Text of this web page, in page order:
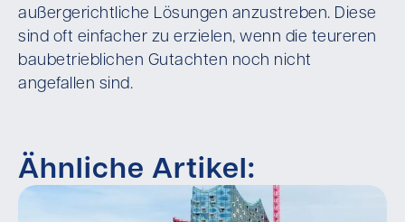
außergerichtliche Lösungen anzustreben. Diese
sind oft einfacher zu erzielen, wenn die teureren
baubetrieblichen Gutachten noch nicht
angefallen sind.
Ähnliche Artikel: